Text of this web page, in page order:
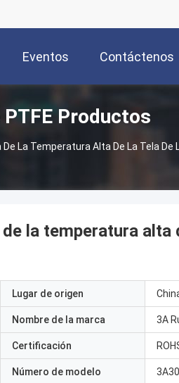
Eventos Contáctenos
PTFE Productos
La Temperatura Alta De La Tela De
la temperatura alta
Lugar de origen
Nombre de la marca 3A
Certificación
Número de modelo